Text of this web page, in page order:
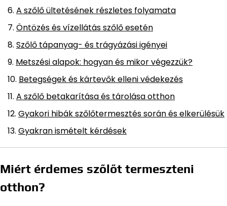
A szőlő ültetésének részletes folyamata
Öntözés és vízellátás szőlő esetén
Szőlő tápanyag- és trágyázási igényei
Metszési alapok: hogyan és mikor végezzük?
Betegségek és kártevők elleni védekezés
A szőlő betakarítása és tárolása otthon
Gyakori hibák szőlőtermesztés során és elkerülésük
Gyakran ismételt kérdések
Miért érdemes szőlőt termeszteni
otthon?